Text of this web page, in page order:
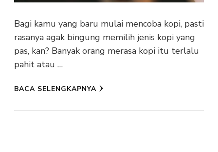
Bagi kamu yang baru mulai mencoba kopi, pasti
rasanya agak bingung memilih jenis kopi yang
pas, kan? Banyak orang merasa kopi itu terlalu
pahit atau …
BACA SELENGKAPNYA